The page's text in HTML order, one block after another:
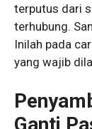
terputus dari
terhubung.
Inilah pada
yang wajib